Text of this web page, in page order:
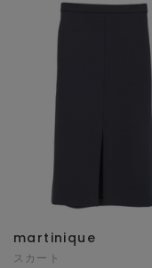
martinique
スカート